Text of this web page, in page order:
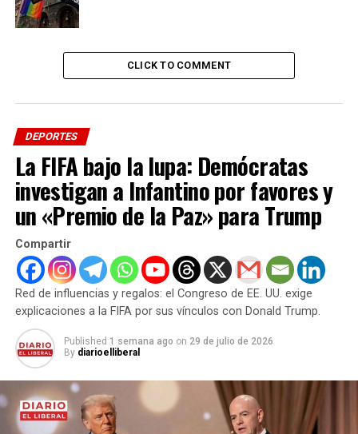
Si te interesa saber más sobre este y otros temas
visitaDiario El Liberal
RELATED TOPICS: DESTACADOS INTERNACIONAL
UP NEXT
Miss Ucrania se alistó en el Ejército
DON'T MISS
Europa League: Barcelona goleó al Napoli
CLICK TO COMMENT
DEPORTES
La FIFA bajo la lupa: Demócratas
investigan a Infantino por favores y
un «Premio de la Paz» para Trump
Compartir
Red de influencias y regalos: el Congreso de EE. UU. exige
explicaciones a la FIFA por sus vínculos con Donald Trump.
Published 1 semana ago on 29 de julio de 2026
By diarioelliberal